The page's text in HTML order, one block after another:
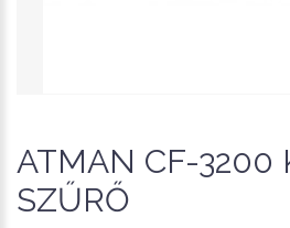
ATMAN CF-3200
SZŰRŐ